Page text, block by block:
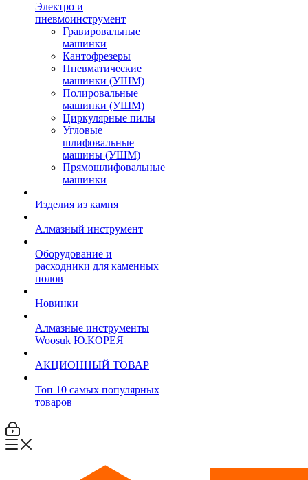
Электро и
пневмоинструмент
Гравировальные
машинки
Кантофрезеры
Пневматические
машинки (УШМ)
Полировальные
машинки (УШМ)
Циркулярные пилы
Угловые
шлифовальные
машины (УШМ)
Прямошлифовальные
машинки
Изделия из камня
Алмазный инструмент
Оборудование и
расходники для каменных
полов
Новинки
Алмазные инструменты
Woosuk Ю.КОРЕЯ
АКЦИОННЫЙ ТОВАР
Топ 10 самых популярных
товаров